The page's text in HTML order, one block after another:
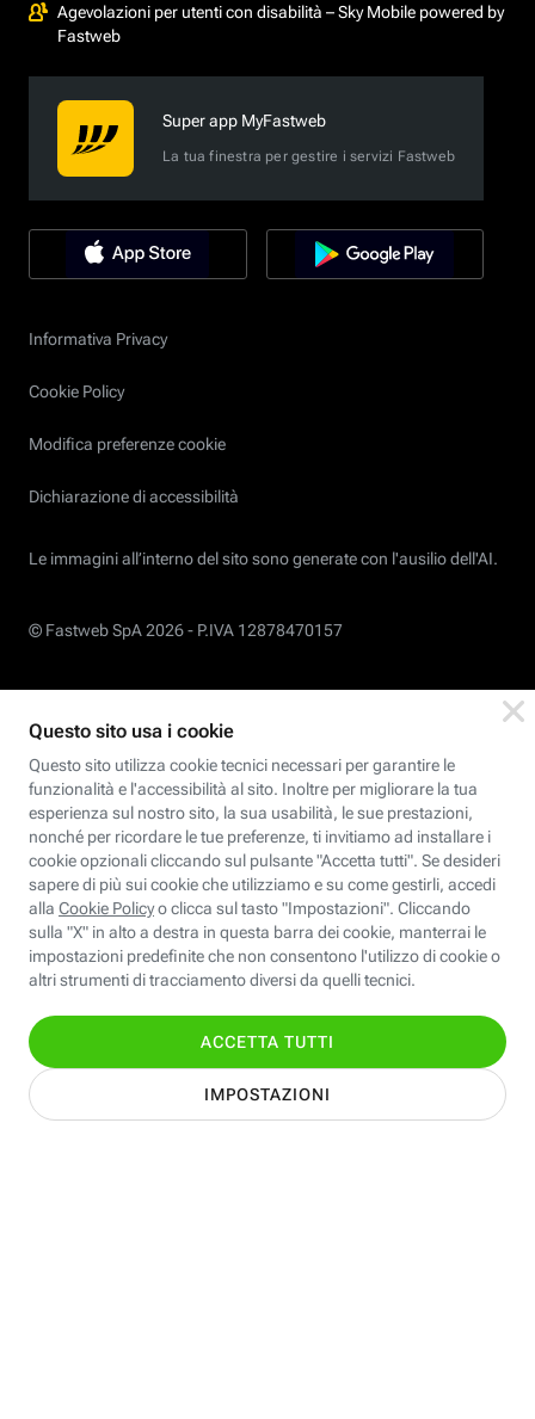
Agevolazioni per utenti con disabilità – Sky Mobile powered by
Fastweb
Super app MyFastweb
La tua finestra per gestire i servizi Fastweb
Informativa Privacy
Cookie Policy
Modifica preferenze cookie
Dichiarazione di accessibilità
Le immagini all’interno del sito sono generate con l'ausilio dell'AI.
© Fastweb SpA 2026 - P.IVA 12878470157